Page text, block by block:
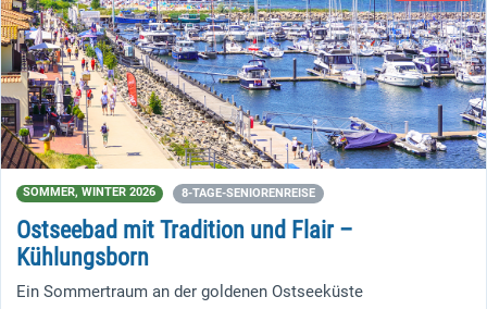
SOMMER, WINTER 2026 8-TAGE-SENIORENREISE
Ostseebad mit Tradition und Flair –
Kühlungsborn
Ein Sommertraum an der goldenen Ostseeküste